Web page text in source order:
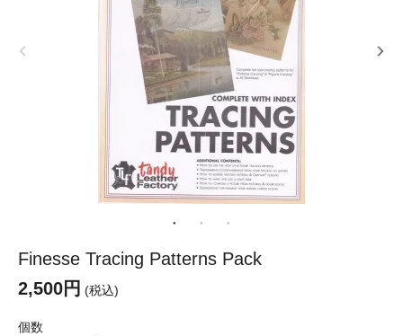
Finesse Tracing Patterns Pack
2,500円 (税込)
個数